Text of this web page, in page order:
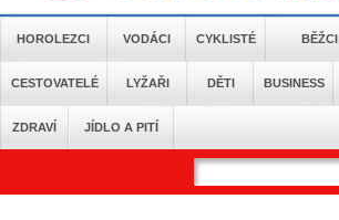
HOROLEZCI VODÁCI CYKLISTÉ BĚŽCI
CESTOVATELÉ LYŽAŘI DĚTI BUSINESS
ZDRAVÍ JÍDLO A PITÍ